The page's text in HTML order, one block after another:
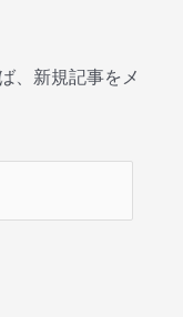
、新規記事をメ